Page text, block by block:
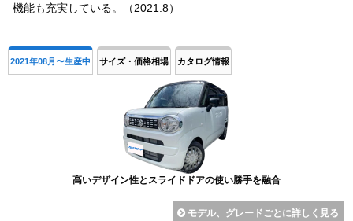
機能も充実している。（2021.8）
2021年08月〜生産中 サイズ・価格相場 カタログ情報
高いデザイン性とスライドドアの使い勝手を融合
モデル、グレードごとに詳しく見る